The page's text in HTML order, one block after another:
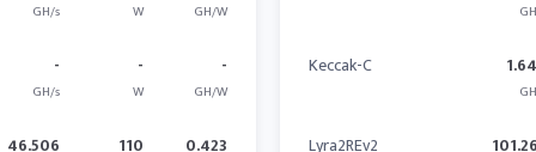
GH/s W GH/W
-
GH/s
-
W
-
GH/W
46.506 110 0.423
Keccak-C
Lyra2REv2